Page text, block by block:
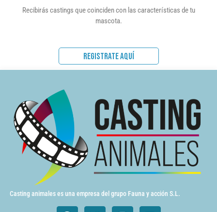
Recibirás castings que coinciden con las características de tu
mascota.
REGISTRATE AQUÍ
Casting animales es una empresa del grupo Fauna y acción S.L.